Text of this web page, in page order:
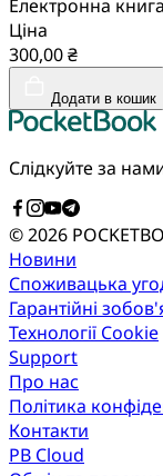
Електронна книга
Ціна
300,00 ₴
Додати в кошик
Слідкуйте за
© 2026
Новини
Споживацька
Гарантійні
Технології Cookie
Support
Про нас
Політика
Контакти
PB Cloud